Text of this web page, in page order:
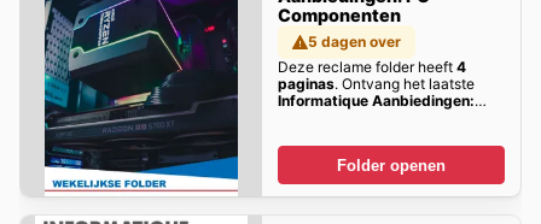
Componenten
5 dagen over
Deze reclame folder heeft 4
paginas. Ontvang het laatste
Informatique Aanbiedingen:
Folder openen